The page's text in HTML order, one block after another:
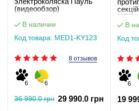
(видеообзор)
В наличии
Код товара: MED1-KY123
8 отзывов
6 6
36 990.0 грн 29 990.0 грн
В
Код
6
19